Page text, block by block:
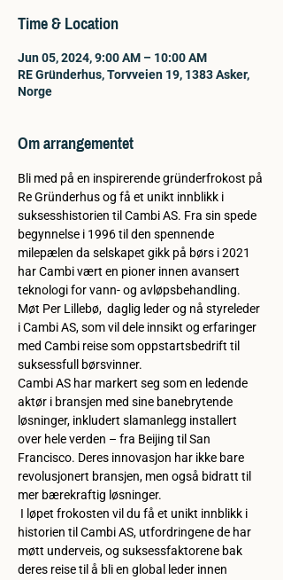
Time & Location
Jun 05, 2024, 9:00 AM – 10:00 AM
RE Gründerhus, Torvveien 19, 1383 Asker,
Norge
Om arrangementet
Bli med på en inspirerende gründerfrokost på
Re Gründerhus og få et unikt innblikk i
suksesshistorien til Cambi AS. Fra sin spede
begynnelse i 1996 til den spennende
milepælen da selskapet gikk på børs i 2021
har Cambi vært en pioner innen avansert
teknologi for vann- og avløpsbehandling.
Møt Per Lillebø,  daglig leder og nå styreleder
i Cambi AS, som vil dele innsikt og erfaringer
med Cambi reise som oppstartsbedrift til
suksessfull børsvinner.
Cambi AS har markert seg som en ledende
aktør i bransjen med sine banebrytende
løsninger, inkludert slamanlegg installert
over hele verden – fra Beijing til San
Francisco. Deres innovasjon har ikke bare
revolusjonert bransjen, men også bidratt til
mer bærekraftig løsninger.
I løpet frokosten vil du få et unikt innblikk i
historien til Cambi AS, utfordringene de har
møtt underveis, og suksessfaktorene bak
deres reise til å bli en global leder innen